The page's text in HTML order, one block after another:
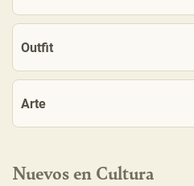
Outfit
Arte
Nuevos en Cultura